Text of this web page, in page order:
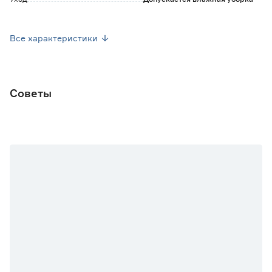
Все характеристики
Советы